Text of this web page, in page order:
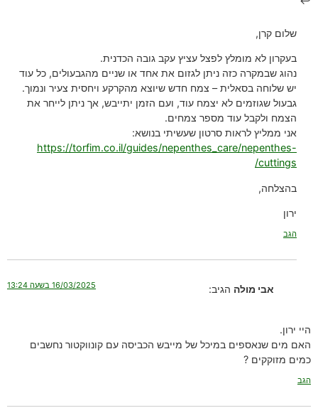
שלום קרן,
בעקרון לא מומלץ לפצל עציץ עקב גובה הכדנית.
נהוג שבמקרה כזה ניתן לגזום את אחד או שניים מהגבעולים, כל עוד
יש שלוחה בסאלית – צמח חדש שיוצא מהקרקע ויחסית צעיר ונמוך.
גבעול שגוזמים לא יצמח עוד, ועם הזמן יתייבש, אך ניתן לייחר את
הצמח ולקבל עוד מספר צמחים.
אני ממליץ לראות סרטון שעשיתי בנושא:
https://torfim.co.il/guides/nepenthes_care/nepenthes-
cuttings/
בהצלחה,
ירון
הגב
אבי מולה הגיב: 16/03/2025 בשעה 13:24
היי ירון.
האם מים שנאספים במיכל של מייבש הכביסה עם קונווקטור נחשבים
כמים מזוקקים ?
הגב